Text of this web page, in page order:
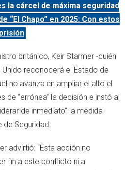
la cárcel de máxima seguridad
“El Chapo” en 2025: Con estos
británico, Keir Starmer -quién
Unido reconocerá el Estado de
no avanza en ampliar el alto el
de “errónea” la decisión e instó al
de inmediato” la medida
de Seguridad.
advirtió: “Esta acción no
fin a este conflicto ni a